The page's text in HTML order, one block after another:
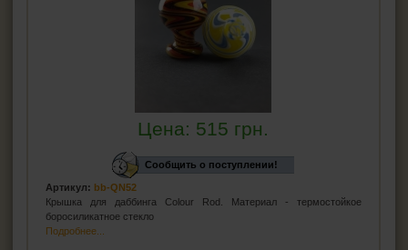
Цена: 515 грн.
Сообщить о поступлении!
Артикул: bb-QN52
Крышка для даббинга Colour Rod. Материал - термостойкое
боросиликатное стекло
Подробнее...